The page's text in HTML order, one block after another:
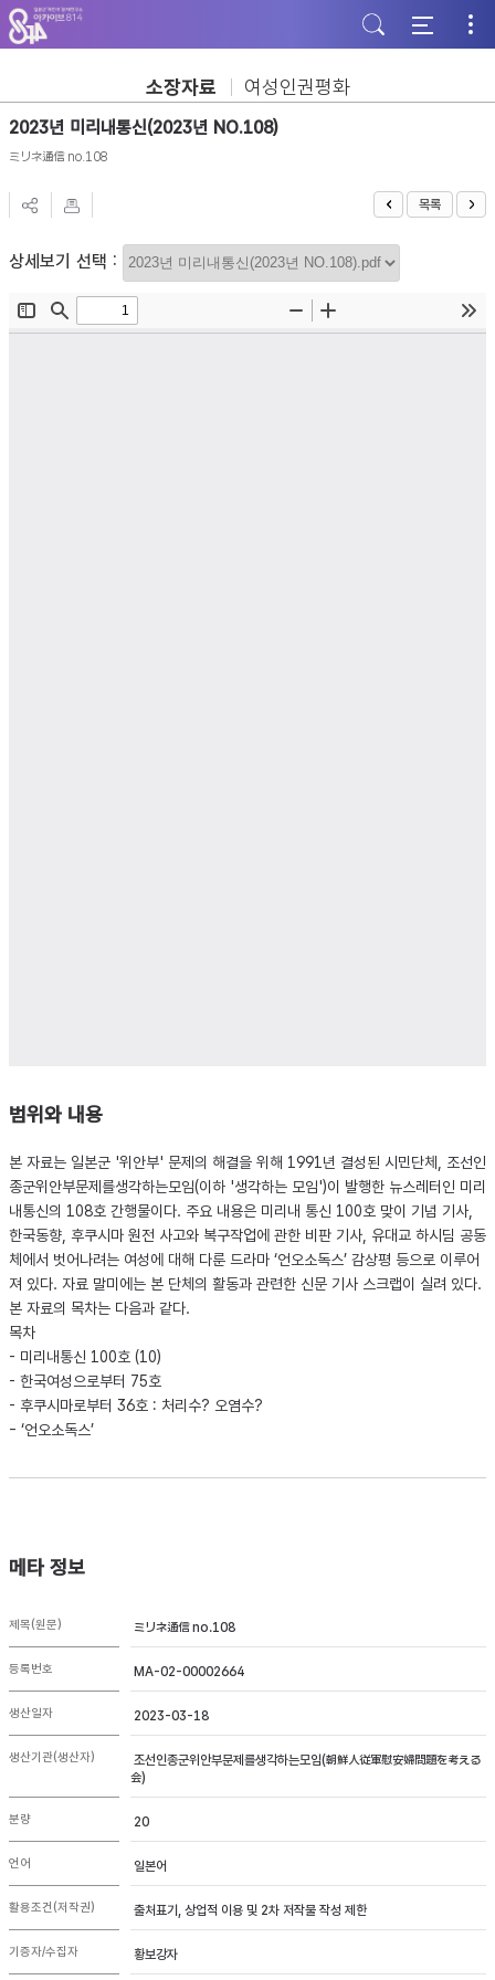
주
메
뉴
가
기
본
문
바
기
하
단
바
기
소장자료 여성인권평화
2023년 미리내통신(2023년 NO.108)
ミリネ通信 no.108
목록
상세보기 선택 :
범위와 내용
본 자료는 일본군 '위안부' 문제의 해결을 위해 1991년 결성된 시민단체, 조선인
종군위안부문제를생각하는모임(이하 '생각하는 모임')이 발행한 뉴스레터인 미리
내통신의 108호 간행물이다. 주요 내용은 미리내 통신 100호 맞이 기념 기사,
한국동향, 후쿠시마 원전 사고와 복구작업에 관한 비판 기사, 유대교 하시딤 공동
체에서 벗어나려는 여성에 대해 다룬 드라마 ‘언오소독스’ 감상평 등으로 이루어
져 있다. 자료 말미에는 본 단체의 활동과 관련한 신문 기사 스크랩이 실려 있다.
본 자료의 목차는 다음과 같다.
목차
- 미리내통신 100호 (10)
- 한국여성으로부터 75호
- 후쿠시마로부터 36호 : 처리수? 오염수?
- ‘언오소독스’
메타 정보
제목(원문) ミリネ通信 no.108
등록번호 MA-02-00002664
생산일자 2023-03-18
생산기관(생산자)
조선인종군위안부문제를생각하는모임(朝鮮人従軍慰安婦問題を考える
会)
분량 20
언어 일본어
활용조건(저작권) 출처표기, 상업적 이용 및 2차 저작물 작성 제한
기증자/수집자 황보강자